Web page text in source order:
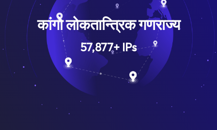
कांगो लोकतान्त्रिक गणराज्य
57,877+ IPs